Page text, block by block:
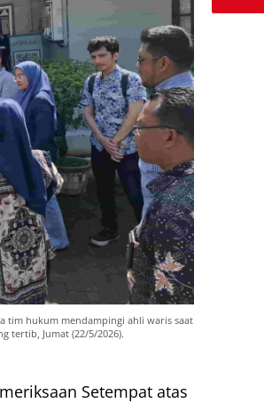
tim hukum mendampingi ahli waris saat
tertib, Jumat (22/5/2026).
Setempat atas